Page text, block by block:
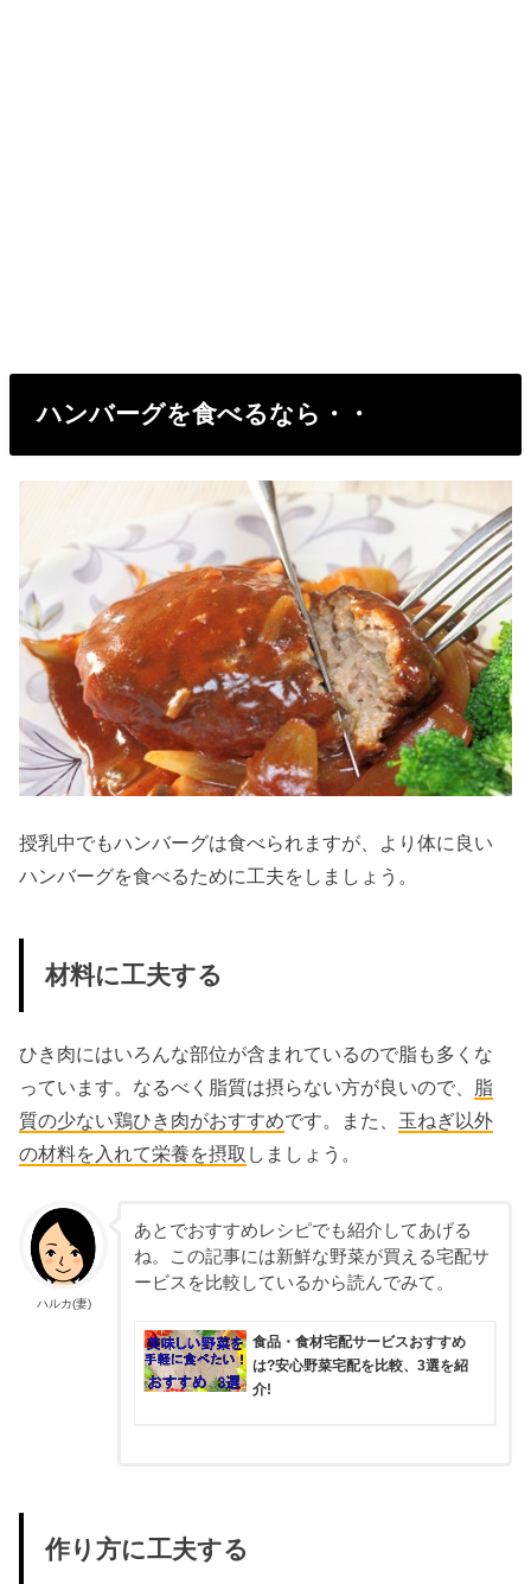
ハンバーグを食べるなら・・
授乳中でもハンバーグは食べられますが、より体に良い
ハンバーグを食べるために工夫をしましょう。
材料に工夫する
ひき肉にはいろんな部位が含まれているので脂も多くな
っています。なるべく脂質は摂らない方が良いので、 脂
質の少ない鶏ひき肉がおすすめです。また、 玉ねぎ以外
の材料を入れて栄養を摂取 しましょう。
ハルカ(妻)
あとでおすすめレシピでも紹介してあげる
ね。この記事には新鮮な野菜が買える宅配サ
ービスを比較しているから読んでみて。
食品・食材宅配サービスおすすめ
は?安心野菜宅配を比較、3選を紹
介!
作り方に工夫する